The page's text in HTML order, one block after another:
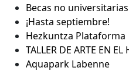
Becas no
¡Hasta septiembre!
Hezkuntza Plataforma
TALLER DE ARTE EN EL
Aquapark Labenne